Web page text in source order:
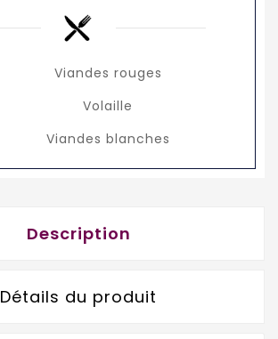
Viandes rouges
Volaille
Viandes blanches
Description
Détails du produit